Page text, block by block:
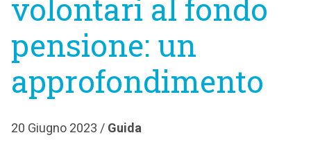
volontari al fondo
pensione: un
approfondimento
20 Giugno 2023 / Guida